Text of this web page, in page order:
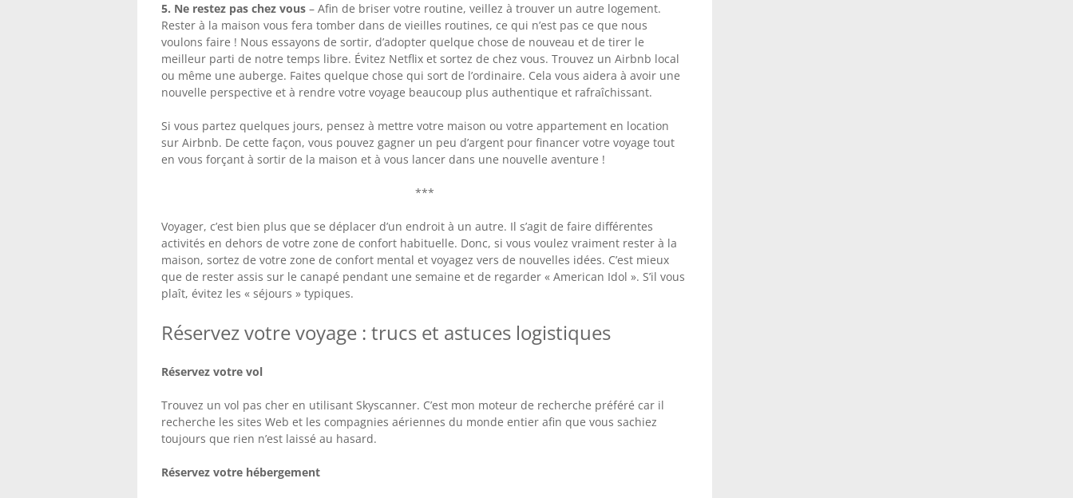
5. Ne restez pas chez vous – Afin de briser votre routine, veillez à trouver un autre logement.
Rester à la maison vous fera tomber dans de vieilles routines, ce qui n’est pas ce que nous
voulons faire ! Nous essayons de sortir, d’adopter quelque chose de nouveau et de tirer le
meilleur parti de notre temps libre. Évitez Netflix et sortez de chez vous. Trouvez un Airbnb local
ou même une auberge. Faites quelque chose qui sort de l’ordinaire. Cela vous aidera à avoir une
nouvelle perspective et à rendre votre voyage beaucoup plus authentique et rafraîchissant.
Si vous partez quelques jours, pensez à mettre votre maison ou votre appartement en location
sur Airbnb. De cette façon, vous pouvez gagner un peu d’argent pour financer votre voyage tout
en vous forçant à sortir de la maison et à vous lancer dans une nouvelle aventure !
***
Voyager, c’est bien plus que se déplacer d’un endroit à un autre. Il s’agit de faire différentes
activités en dehors de votre zone de confort habituelle. Donc, si vous voulez vraiment rester à la
maison, sortez de votre zone de confort mental et voyagez vers de nouvelles idées. C’est mieux
que de rester assis sur le canapé pendant une semaine et de regarder « American Idol ». S’il vous
plaît, évitez les « séjours » typiques.
Réservez votre voyage : trucs et astuces logistiques
Réservez votre vol
Trouvez un vol pas cher en utilisant Skyscanner. C’est mon moteur de recherche préféré car il
recherche les sites Web et les compagnies aériennes du monde entier afin que vous sachiez
toujours que rien n’est laissé au hasard.
Réservez votre hébergement